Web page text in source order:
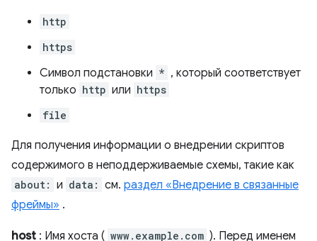
http
https
Символ подстановки * , который соответствует
только http или https
file
Для получения информации о внедрении скриптов
содержимого в неподдерживаемые схемы, такие как
about: и data: см. раздел «Внедрение в связанные
фреймы» .
host : Имя хоста ( www.example.com ). Перед именем